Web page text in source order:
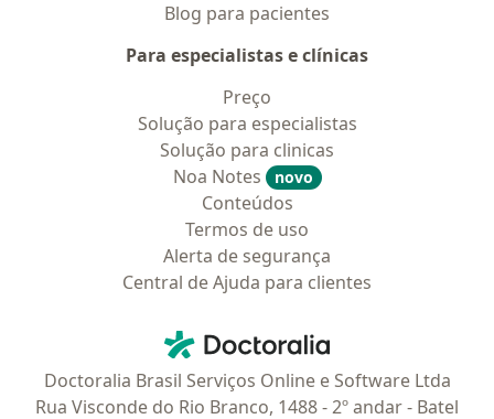
Blog para pacientes
Para especialistas e clínicas
Preço
Solução para especialistas
Solução para clinicas
Noa Notes
novo
Conteúdos
Termos de uso
Alerta de segurança
Central de Ajuda para clientes
Doctoralia - Homepage
Doctoralia Brasil Serviços Online e Software Ltda
Rua Visconde do Rio Branco, 1488 - 2º andar - Batel